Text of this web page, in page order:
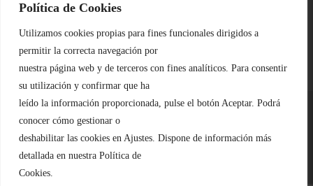
Política de Cookies
Utilizamos cookies propias para fines funcionales dirigidos a
permitir la correcta navegación por
nuestra página web y de terceros con fines analíticos. Para consentir
su utilización y confirmar que ha
leído la información proporcionada, pulse el botón Aceptar. Podrá
conocer cómo gestionar o
deshabilitar las cookies en Ajustes. Dispone de información más
detallada en nuestra Política de
Cookies.
Aviso Legal::|::
Plataforma de Voluntariado de León ©